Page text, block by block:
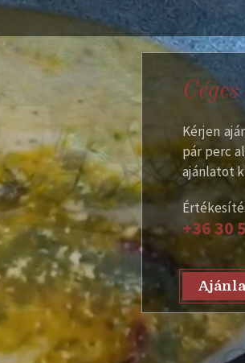
Kérjen
pár perc
ajánlatot
+36 30